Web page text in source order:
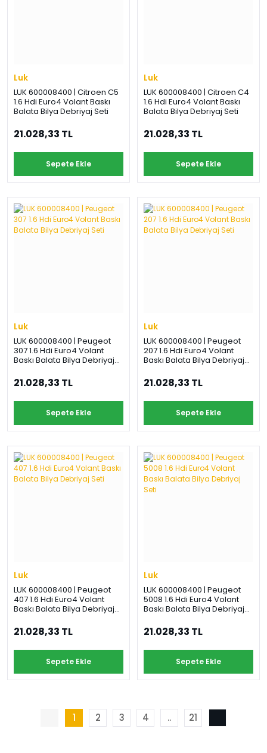
Luk
LUK 600008400 | Citroen C5
1.6 Hdi Euro4 Volant Baskı
Balata Bilya Debriyaj Seti
21.028,33 TL
Sepete Ekle
Luk
LUK 600008400 | Citroen C4
1.6 Hdi Euro4 Volant Baskı
Balata Bilya Debriyaj Seti
21.028,33 TL
Sepete Ekle
Luk
LUK 600008400 | Peugeot
307 1.6 Hdi Euro4 Volant
Baskı Balata Bilya Debriyaj
21.028,33 TL
Sepete Ekle
Luk
LUK 600008400 | Peugeot
207 1.6 Hdi Euro4 Volant
Baskı Balata Bilya Debriyaj
21.028,33 TL
Sepete Ekle
Luk
LUK 600008400 | Peugeot
407 1.6 Hdi Euro4 Volant
Baskı Balata Bilya Debriyaj
21.028,33 TL
Sepete Ekle
Luk
LUK 600008400 | Peugeot
5008 1.6 Hdi Euro4 Volant
Baskı Balata Bilya Debriyaj
21.028,33 TL
Sepete Ekle
1 2 3 4 .. 21